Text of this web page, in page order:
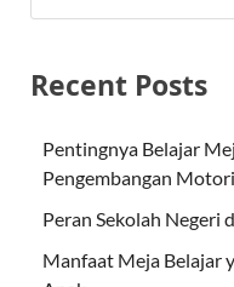
Recent Posts
Pentingnya Belajar
Pengembangan
Peran Sekolah Negeri
Manfaat Meja Belajar